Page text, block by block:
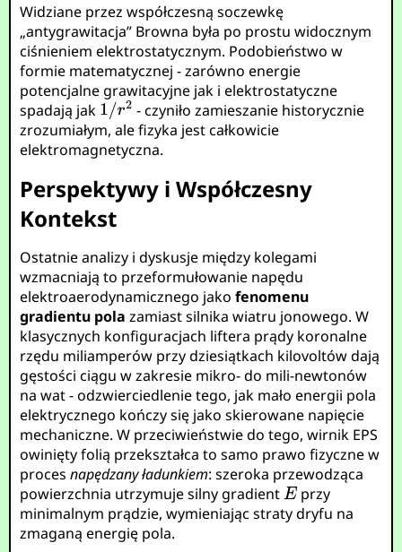
Widziane przez współczesną soczewkę
„antygrawitacja” Browna była po prostu widocznym
ciśnieniem elektrostatycznym. Podobieństwo w
formie matematycznej - zarówno energie
potencjalne grawitacyjne jak i elektrostatyczne
spadają jak
- czyniło zamieszanie historycznie
zrozumiałym, ale fizyka jest całkowicie
elektromagnetyczna.
Perspektywy i Współczesny
Kontekst
Ostatnie analizy i dyskusje między kolegami
wzmacniają to przeformułowanie napędu
elektroaerodynamicznego jakofenomenu
gradientu pola zamiast silnika wiatru jonowego. W
klasycznych konfiguracjach liftera prądy koronalne
rzędu miliamperów przy dziesiątkach kilovoltów dają
gęstości ciągu w zakresie mikro- do mili-newtonów
na wat - odzwierciedlenie tego, jak mało energii pola
elektrycznego kończy się jako skierowane napięcie
mechaniczne. W przeciwieństwie do tego, wirnik EPS
owinięty folią przekształca to samo prawo fizyczne w
procesnapędzany ładunkiem: szeroka przewodząca
powierzchnia utrzymuje silny gradient
przy
minimalnym prądzie, wymieniając straty dryfu na
zmaganą energię pola.